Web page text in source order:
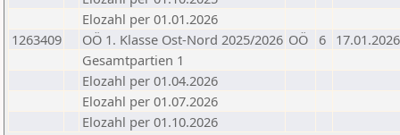
Elozahl per 01.01.2026
1263409
OÖ 1. Klasse Ost-Nord 2025/2026 OÖ 6 17.01.2026
Gesamtpartien 1
Elozahl per 01.04.2026
Elozahl per 01.07.2026
Elozahl per 01.10.2026